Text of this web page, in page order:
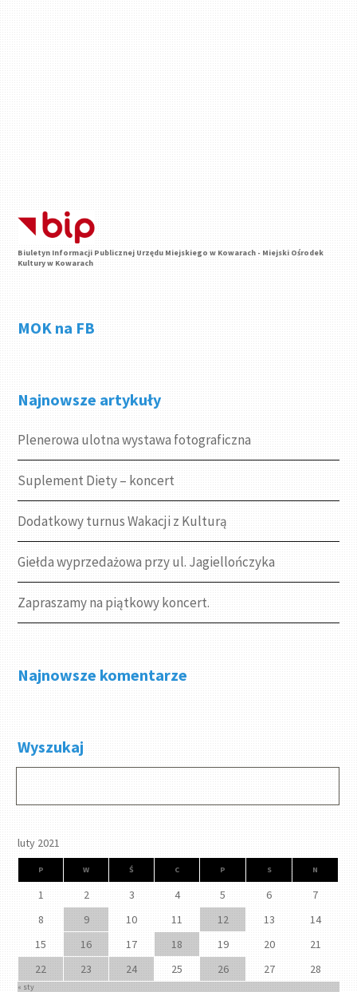
Biuletyn Informacji Publicznej Urzędu Miejskiego w Kowarach - Miejski Ośrodek
Kultury w Kowarach
MOK na FB
Najnowsze artykuły
Plenerowa ulotna wystawa fotograficzna
Suplement Diety – koncert
Dodatkowy turnus Wakacji z Kulturą
Giełda wyprzedażowa przy ul. Jagiellończyka
Zapraszamy na piątkowy koncert.
Najnowsze komentarze
Wyszukaj
luty 2021
P W Ś C P S N
1 2 3 4 5 6
7
8
9 10 11 12 13
14
15
16 17 18 19 20
21
22
23 24 25 26 27 28
« sty